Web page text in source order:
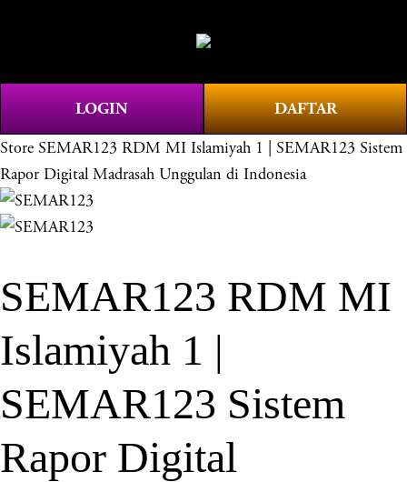
e
u
LOGIN DAFTAR
Store SEMAR123 RDM MI Islamiyah 1 | SEMAR123 Sistem
Rapor Digital Madrasah Unggulan di Indonesia
SEMAR123 RDM MI
Islamiyah 1 |
SEMAR123 Sistem
Rapor Digital